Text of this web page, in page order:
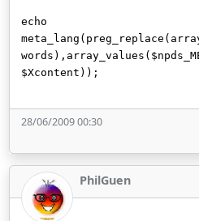
echo
$Xcontent));
28/06/2009 00:30
PhilGuen